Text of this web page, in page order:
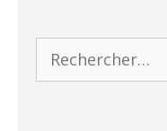
Rechercher :